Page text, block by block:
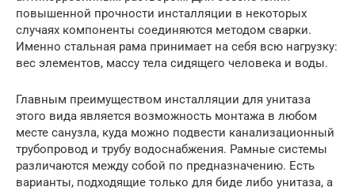
повышенной прочности инсталляции в некоторых
случаях компоненты соединяются методом сварки.
Именно стальная рама принимает на себя всю нагрузку:
вес элементов, массу тела сидящего человека и воды.
Главным преимуществом инсталляции для унитаза
этого вида является возможность монтажа в любом
месте санузла, куда можно подвести канализационный
трубопровод и трубу водоснабжения. Рамные системы
различаются между собой по предназначению. Есть
варианты, подходящие только для биде либо унитаза, а